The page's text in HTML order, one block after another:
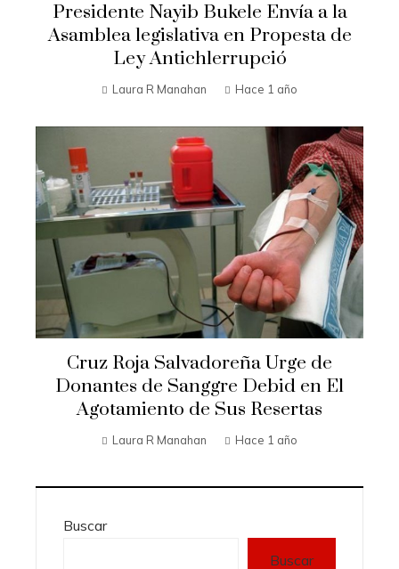
Presidente Nayib Bukele Envía a la
Asamblea legislativa en Propesta de
Ley Antichlerrupció
Laura R Manahan Hace 1 año
Cruz Roja Salvadoreña Urge de
Donantes de Sanggre Debid en El
Agotamiento de Sus Resertas
Laura R Manahan Hace 1 año
Buscar
Buscar